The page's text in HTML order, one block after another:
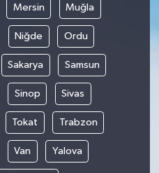
Mersin Muğla
Niğde Ordu
Sakarya Samsun
Sinop Sivas
Tokat Trabzon
Van Yalova